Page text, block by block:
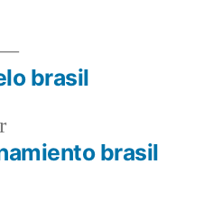
Entrada
anterior:
brasil
Entrada
siguiente:
brasil